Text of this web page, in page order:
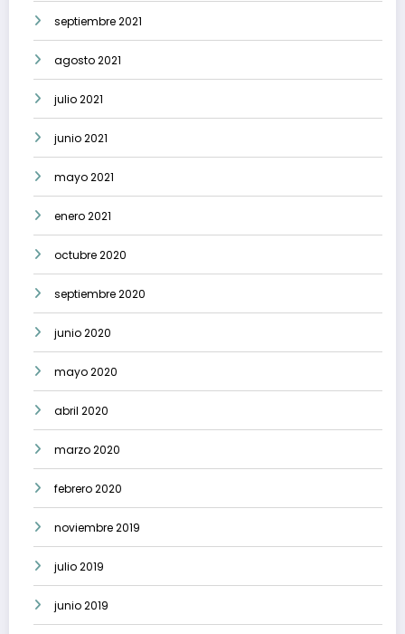
septiembre 2021
agosto 2021
julio 2021
junio 2021
mayo 2021
enero 2021
octubre 2020
septiembre 2020
junio 2020
mayo 2020
abril 2020
marzo 2020
febrero 2020
noviembre 2019
julio 2019
junio 2019